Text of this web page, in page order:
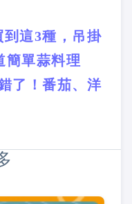
這3種，吊掛
簡單蒜料理
了！番茄、洋